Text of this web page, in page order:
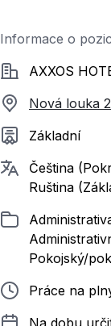
Informace o
Společnost
AXXOS
Nová louka
Požadované vzdělání
Základní
Požadované jazyky
Čeština
Ruština
Zařazeno
Pokojský/
Typ pracovního
Práce na
Délka pracovního
Na dobu